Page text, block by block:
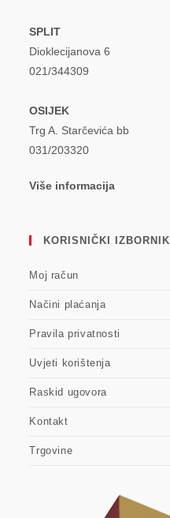
SPLIT
Dioklecijanova 6
021/344309
OSIJEK
Trg A. Starčevića bb
031/203320
Više informacija
KORISNIČKI IZBORNIK
Moj račun
Načini plaćanja
Pravila privatnosti
Uvjeti korištenja
Raskid ugovora
Kontakt
Trgovine